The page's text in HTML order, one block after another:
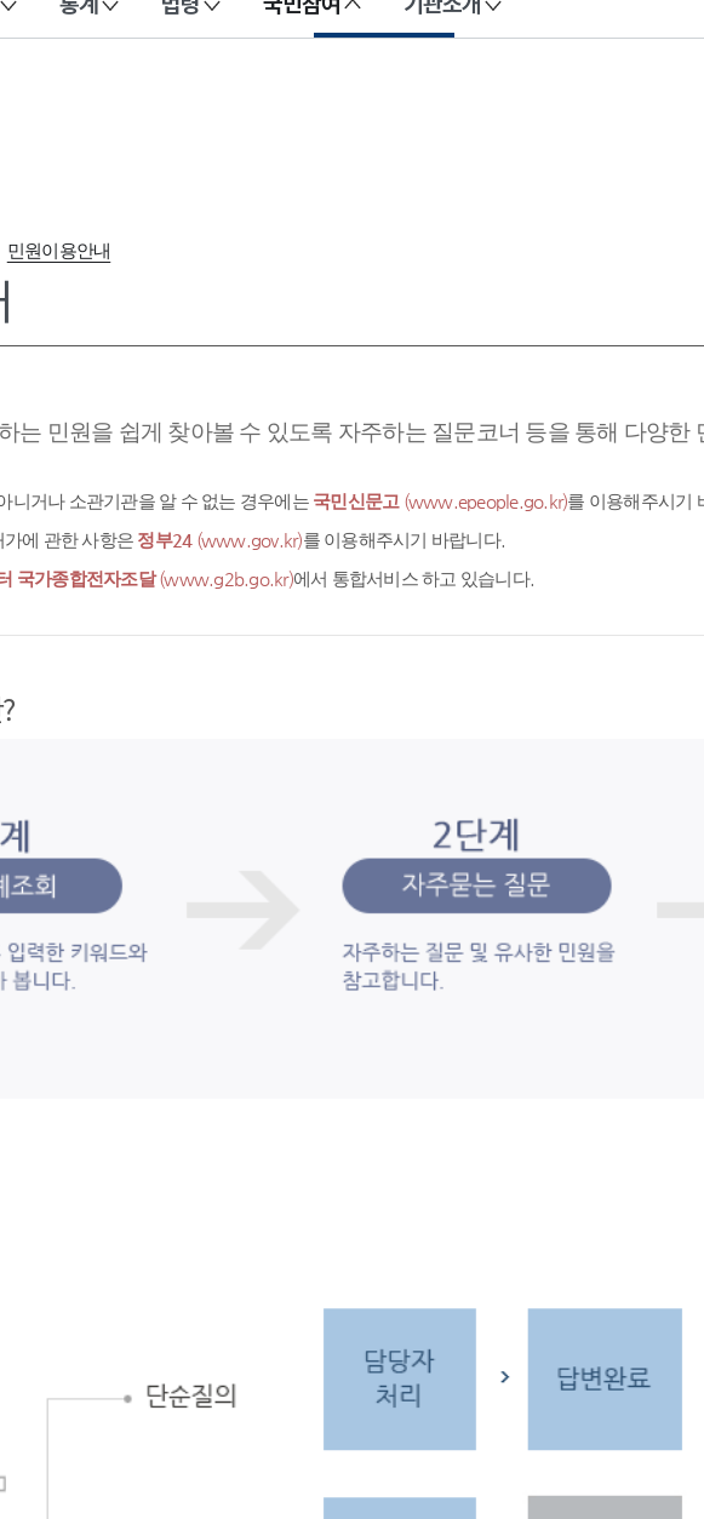
니다.
민원이용안내
는 민원을 쉽게 찾아볼 수 있도록 자주하는 질문코너 등을 통해 다양한
니거나 소관기관을 알 수 없는 경우에는 국민신문고 (www.epeople.go.kr)를 이용해주시기
가에 관한 사항은 정부24 (www.gov.kr)를 이용해주시기 바랍니다.
국가종합전자조달(www.g2b.go.kr)에서 통합서비스 하고 있습니다.